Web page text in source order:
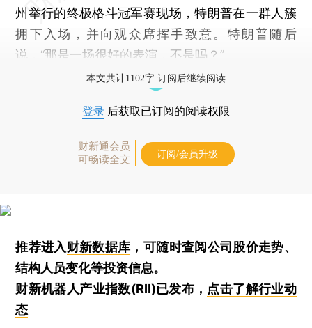
州举行的终极格斗冠军赛现场，特朗普在一群人簇
拥下入场，并向观众席挥手致意。特朗普随后
说，“那是一场很好的表演，不是吗？”
本文共计1102字 订阅后继续阅读
登录 后获取已订阅的阅读权限
财新通会员
可畅读全文
订阅/会员升级
推荐进入财新数据库 ，可随时查阅公司股价走势、
结构人员变化等投资信息。
财新机器人产业指数(RII)已发布， 点击了解行业动
态